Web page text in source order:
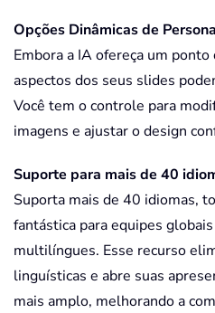
Opções Dinâmicas de
Embora a IA ofereça um
aspectos dos seus slides
Você tem o controle para
imagens e ajustar o design
Suporte para mais de 40
Suporta mais de 40 idiomas,
fantástica para equipes
multilíngues. Esse recurso
linguísticas e abre suas
mais amplo, melhorando a